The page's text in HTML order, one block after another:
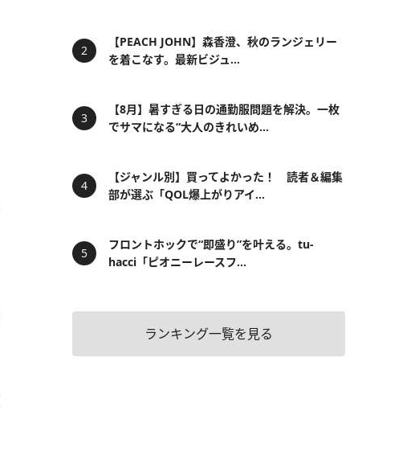
【PEACH JOHN】森香澄、秋のランジェリー
を着こなす。最新ビジュ...
【8月】暑すぎる日の通勤服問題を解決。一枚
でサマになる“大人のきれいめ...
【ジャンル別】買ってよかった！ 読者＆編集
部が選ぶ「QOL爆上がりアイ...
フロントホックで“即盛り”を叶える。tu-
hacci「ピオニーレースフ...
ランキング一覧を見る